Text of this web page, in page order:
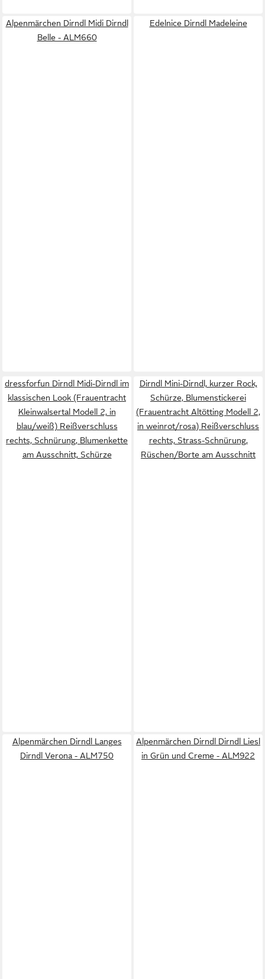
Alpenmärchen Dirndl Midi Dirndl
Belle - ALM660
Edelnice Dirndl Madeleine
dressforfun Dirndl Midi-Dirndl im
klassischen Look (Frauentracht
Kleinwalsertal Modell 2, in
blau/weiß) Reißverschluss
rechts, Schnürung, Blumenkette
am Ausschnitt, Schürze
Dirndl Mini-Dirndl, kurzer Rock,
Schürze, Blumenstickerei
(Frauentracht Altötting Modell 2,
in weinrot/rosa) Reißverschluss
rechts, Strass-Schnürung,
Rüschen/Borte am Ausschnitt
Alpenmärchen Dirndl Langes
Dirndl Verona - ALM750
Alpenmärchen Dirndl Dirndl Liesl
in Grün und Creme - ALM922